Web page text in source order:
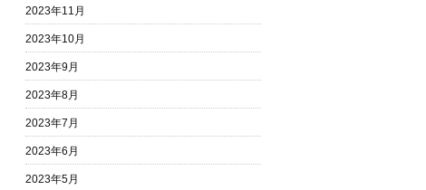
2023年11月
2023年10月
2023年9月
2023年8月
2023年7月
2023年6月
2023年5月